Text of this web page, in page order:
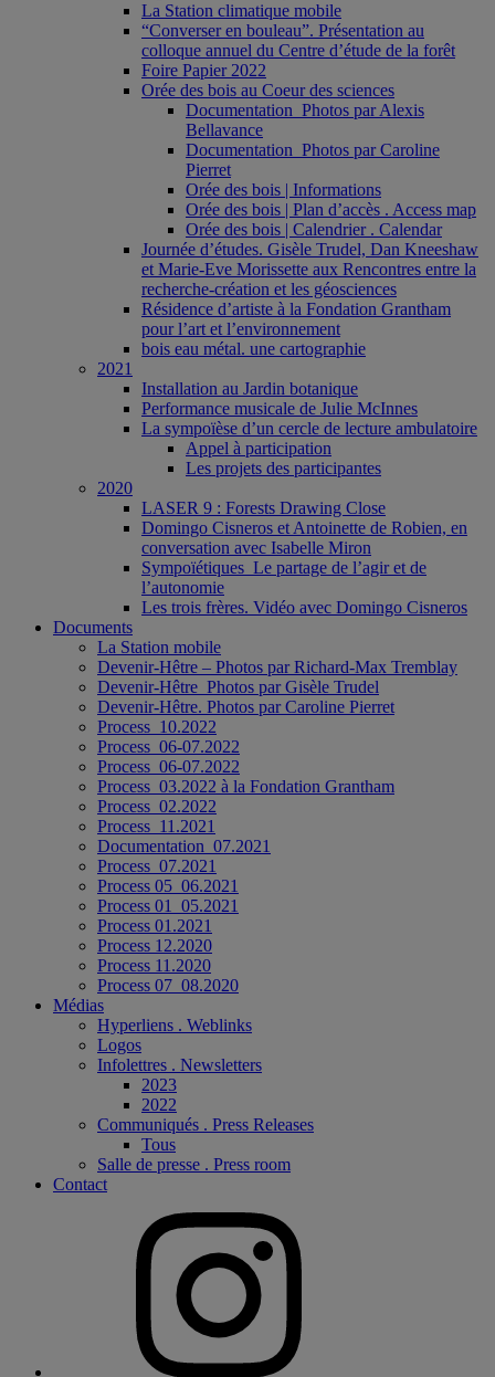
La Station climatique mobile
“Converser en bouleau”. Présentation au
colloque annuel du Centre d’étude de la forêt
Foire Papier 2022
Orée des bois au Coeur des sciences
Documentation_Photos par Alexis
Bellavance
Documentation_Photos par Caroline
Pierret
Orée des bois | Informations
Orée des bois | Plan d’accès . Access map
Orée des bois | Calendrier . Calendar
Journée d’études. Gisèle Trudel, Dan Kneeshaw
et Marie-Eve Morissette aux Rencontres entre la
recherche-création et les géosciences
Résidence d’artiste à la Fondation Grantham
pour l’art et l’environnement
bois eau métal. une cartographie
2021
Installation au Jardin botanique
Performance musicale de Julie McInnes
La sympoïèse d’un cercle de lecture ambulatoire
Appel à participation
Les projets des participantes
2020
LASER 9 : Forests Drawing Close
Domingo Cisneros et Antoinette de Robien, en
conversation avec Isabelle Miron
Sympoïétiques_Le partage de l’agir et de
l’autonomie
Les trois frères. Vidéo avec Domingo Cisneros
Documents
La Station mobile
Devenir-Hêtre – Photos par Richard-Max Tremblay
Devenir-Hêtre_Photos par Gisèle Trudel
Devenir-Hêtre. Photos par Caroline Pierret
Process_10.2022
Process_06-07.2022
Process_06-07.2022
Process_03.2022 à la Fondation Grantham
Process_02.2022
Process_11.2021
Documentation_07.2021
Process_07.2021
Process 05_06.2021
Process 01_05.2021
Process 01.2021
Process 12.2020
Process 11.2020
Process 07_08.2020
Médias
Hyperliens . Weblinks
Logos
Infolettres . Newsletters
2023
2022
Communiqués . Press Releases
Tous
Salle de presse . Press room
Contact